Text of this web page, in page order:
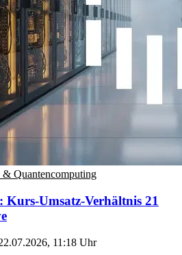
Quantencomputing
Umsatz-Verhältnis 21
11:18 Uhr